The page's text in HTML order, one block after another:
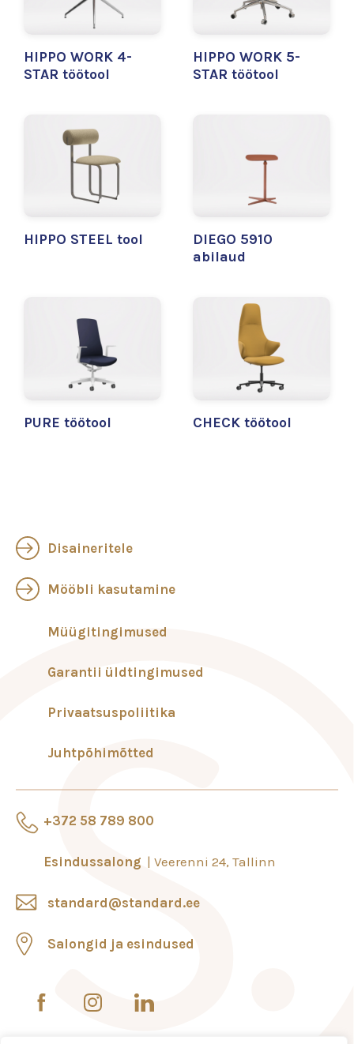
HIPPO WORK 4-
STAR töötool
HIPPO WORK 5-
STAR töötool
HIPPO STEEL tool
DIEGO 5910
abilaud
PURE töötool CHECK töötool
+372 58 789 800
Esindussalong Veerenni 24, Tallinn
standard@standard.ee
Salongid ja esindused
Disaineritele
Mööbli kasutamine
Müügitingimused
Garantii üldtingimused
Privaatsuspoliitika
Juhtpõhimõtted